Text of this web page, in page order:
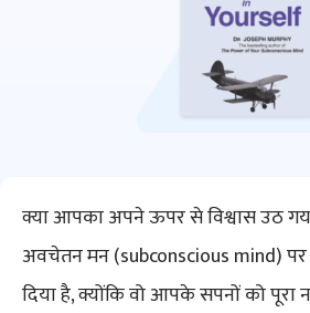
क्या आपका अपने ऊपर से विश्वास उठ
अवचेतन मन (subconscious mind) पर
दिया है, क्योंकि वो आपके सपनों को पूरा